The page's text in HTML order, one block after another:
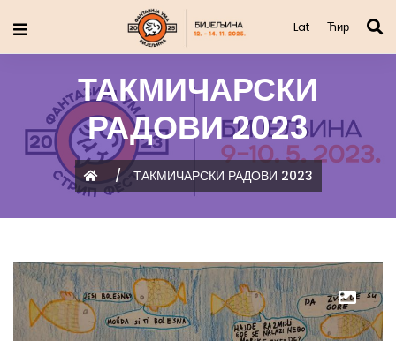
Lat Ћир
ТАКМИЧАРСКИ
РАДОВИ 2023
/ ТАКМИЧАРСКИ РАДОВИ 2023